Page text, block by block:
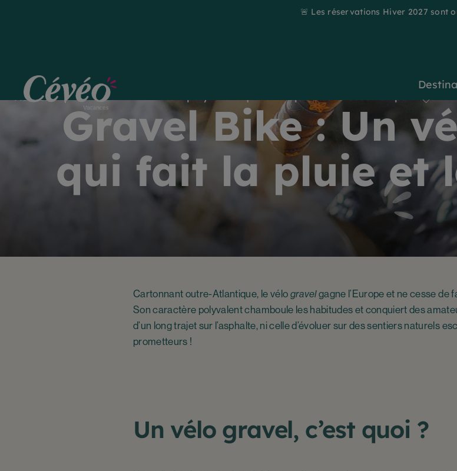
🚨 Les réservations Hiver 2027 sont
Accueil Gravel Bike : Un vélo polyvalent qui fait la pluie et le beau temps
Gravel Bike : Un
qui fait la pluie et
Cartonnant outre-Atlantique, le vélo gravelgagne l’Europe et ne cesse de
Son caractère polyvalent chamboule les habitudes et conquiert des
d’un long trajet sur l’asphalte, ni celle d’évoluer sur des sentiers naturels
prometteurs !
Un vélo gravel, c’est quoi ?